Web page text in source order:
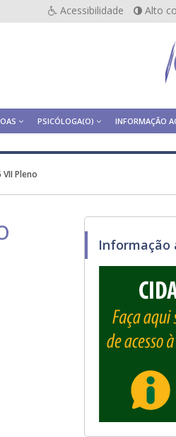
Acessibilidade Alto
PSICÓLOGA(O) INFORMAÇÃO
Pleno
Informação